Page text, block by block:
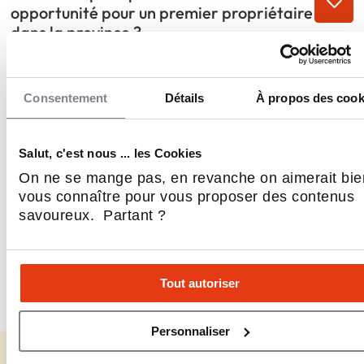
Consentement Détails À propos des
Salut, c'est nous ... les Cookies
On ne se mange pas, en revanche on aimerait
vous connaître pour vous proposer des contenus
savoureux. Partant ?
Tout autoriser
Personnaliser
opportunité pour un premier propriétaire
dans la province ?
Comment le modèle hybride boutique-
ecommerce de Herc's Nutrition
fonctionne-t-il concrètement pour un
Quel profil Herc's Nutrition recherche-t-il
pour ses propriétaires de magasins au
Québec ?
Comment Herc's Nutrition soutient-il ses
propriétaires de magasins dans leur
développement commercial au-delà de
l'infrastructure ecommerce ?